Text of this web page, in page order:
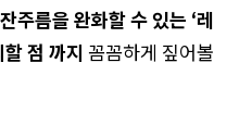
주름을 완화할 수 있는 ‘레
점 까지 꼼꼼하게 짚어볼